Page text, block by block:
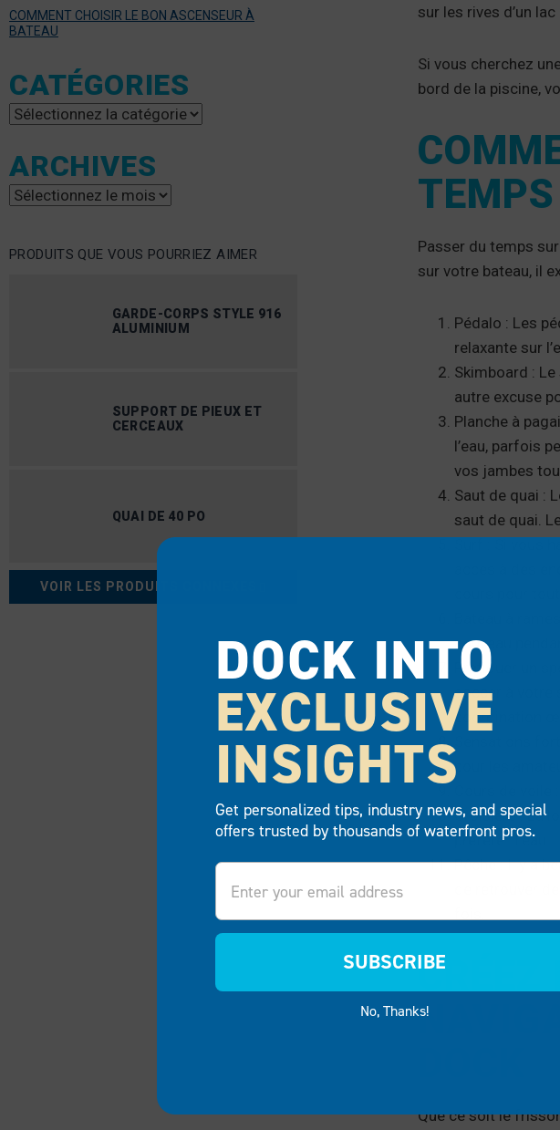
sur les rives d’un
Si vous cherchez
bord de la piscine,
TEMPS
Passer du temps
sur votre bateau, il
Pédalo : Les
relaxante sur
Skimboard :
autre excuse
Planche à
l’eau, parfois
vos jambes
Saut de quai :
saut de quai.
Surf : Si vous
accès à des
cours pour
Bateau à
nouveau
Pratiquer un
soccer à votre
coordination
Sensations
pour les
Cours de
Croisière : La
préféré : l’eau.
Pêche : Il y a
de retrouver
CRÉEZ
Que ce soit le
COMMENT CHOISIR LE BON ASCENSEUR À
BATEAU
CATÉGORIES
Catégories
ARCHIVES
Archives
PRODUITS QUE VOUS POURRIEZ AIMER
GARDE-CORPS STYLE 916
ALUMINIUM
SUPPORT DE PIEUX ET
CERCEAUX
QUAI DE 40 PO
VOIR LES PRODUITS CONNEXES
DOCK INTO
EXCLUSIVE
INSIGHTS
Get personalized tips, industry news, and special
offers trusted by thousands of waterfront pros.
Email
SUBSCRIBE
No, Thanks!